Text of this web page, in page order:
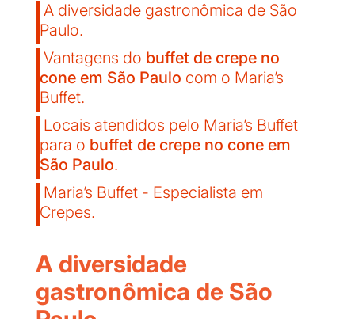
A diversidade gastronômica de São
Paulo.
Vantagens do buffet de crepe no
cone em São Paulo com o Maria’s
Buffet.
Locais atendidos pelo Maria’s Buffet
para o buffet de crepe no cone em
São Paulo.
Maria’s Buffet - Especialista em
Crepes.
A diversidade
gastronômica de São